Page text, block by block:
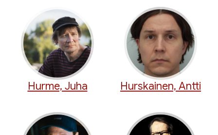
Hurme, Juha Hurskainen, Antti